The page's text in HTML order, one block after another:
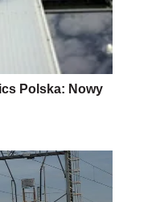
Polska: Nowy